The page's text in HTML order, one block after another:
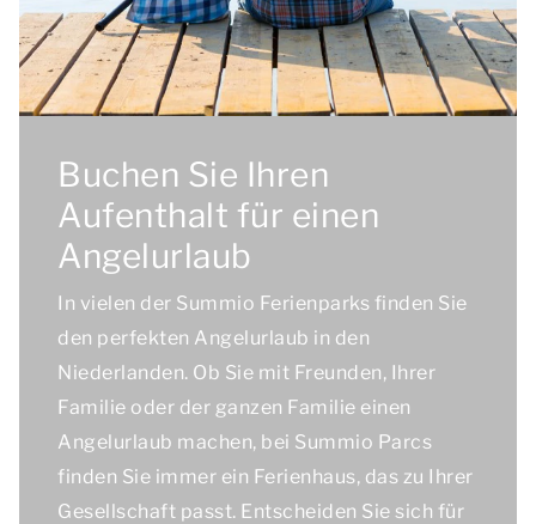
Buchen Sie Ihren
Aufenthalt für einen
Angelurlaub
In vielen der Summio Ferienparks finden Sie
den perfekten Angelurlaub in den
Niederlanden. Ob Sie mit Freunden, Ihrer
Familie oder der ganzen Familie einen
Angelurlaub machen, bei Summio Parcs
finden Sie immer ein Ferienhaus, das zu Ihrer
Gesellschaft passt. Entscheiden Sie sich für